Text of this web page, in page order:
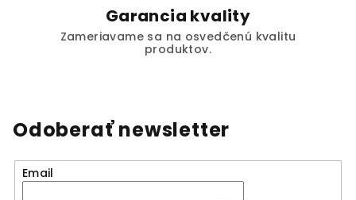
Garancia kvality
Zameriavame sa na osvedčenú kvalitu
produktov.
Odoberať newsletter
Email